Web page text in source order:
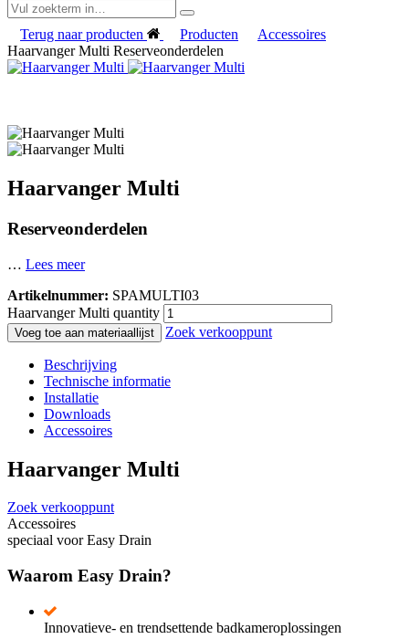
Terug naar producten Producten
Accessoires
Haarvanger Multi Reserveonderdelen
Haarvanger Multi
Reserveonderdelen
… Lees meer
Artikelnummer: SPAMULTI03
Haarvanger Multi quantity
Voeg toe aan materiaallijst Zoek verkooppunt
Beschrijving
Technische informatie
Installatie
Downloads
Accessoires
Haarvanger Multi
Zoek verkooppunt
Accessoires
speciaal voor Easy Drain
Waarom Easy Drain?
Innovatieve- en trendsettende badkameroplossingen